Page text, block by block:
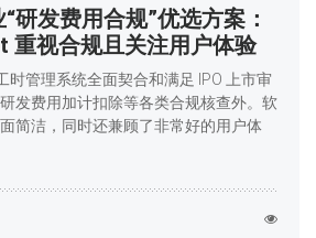
“研发费用合规”优选方案：
重视合规且关注用户体验
时管理系统全面契合和满足 IPO 上市审
发费用加计扣除等各类合规核查外。软
简洁，同时还兼顾了非常好的用户体